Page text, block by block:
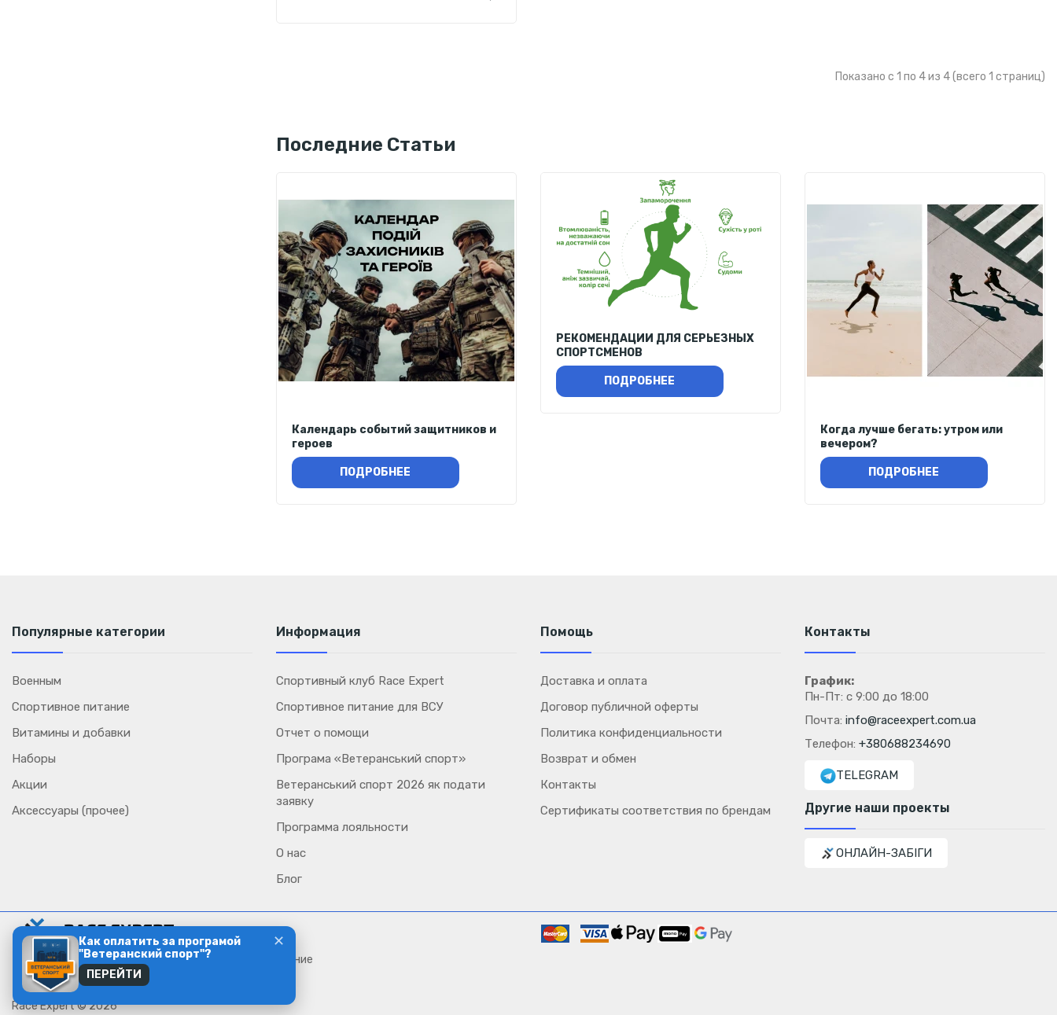
Показано с 1 по 4 из 4 (всего 1 страниц)
Последние Статьи
Календарь событий защитников и
героев
ПОДРОБНЕЕ
РЕКОМЕНДАЦИИ ДЛЯ СЕРЬЕЗНЫХ
СПОРТСМЕНОВ
ПОДРОБНЕЕ
Когда лучше бегать: утром или
вечером?
ПОДРОБНЕЕ
Популярные категории
Военным
Спортивное питание
Витамины и добавки
Наборы
Акции
Аксессуары (прочее)
Информация
Спортивный клуб Race Expert
Спортивное питание для ВСУ
Отчет о помощи
Програма «Ветеранський спорт»
Ветеранський спорт 2026 як подати
заявку
Программа лояльности
О нас
Блог
Помощь
Доставка и оплата
Договор публичной оферты
Политика конфиденциальности
Возврат и обмен
Контакты
Сертификаты соответствия по брендам
Контакты
График:
Пн-Пт: с 9:00 до 18:00
Почта: info@raceexpert.com.ua
Телефон: +380688234690
TELEGRAM
Другие наши проекты
ОНЛАЙН-ЗАБІГИ
Тренировки, беговое сообщество и спортивное питание
Race Expert © 2026
✕
Как оплатить за програмой
"Ветеранский спорт"?
ПЕРЕЙТИ